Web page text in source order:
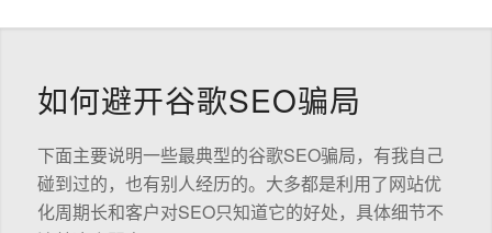
如何避开谷歌SEO骗局
下面主要说明一些最典型的谷歌SEO骗局，有我自己
碰到过的，也有别人经历的。大多都是利用了网站优
化周期长和客户对SEO只知道它的好处，具体细节不